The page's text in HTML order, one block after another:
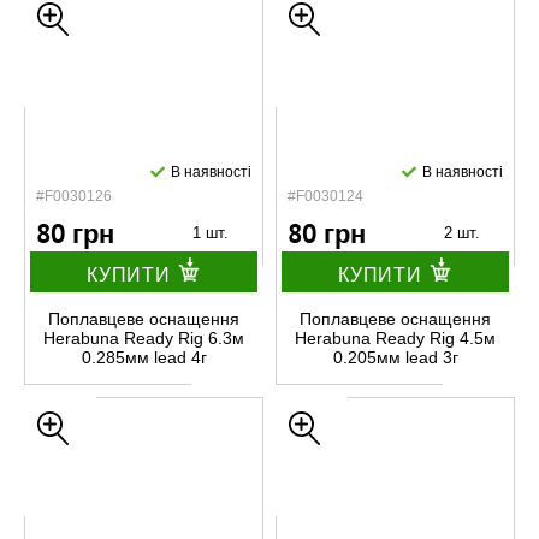
#F0030126
В наявності
80 грн 1 шт.
КУПИТИ
Поплавцеве оснащення
Herabuna Ready Rig 6.3м
0.285мм lead 4г
#F0030124
В наявності
80 грн 2 шт.
КУПИТИ
Поплавцеве оснащення
Herabuna Ready Rig 4.5м
0.205мм lead 3г